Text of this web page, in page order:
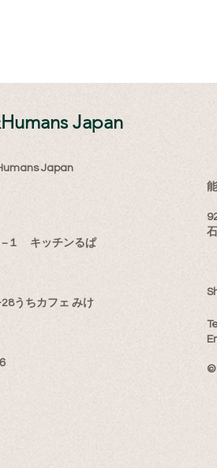
Japan
Japan
−１ キッチンるぱ
うちカフェ みけ
©